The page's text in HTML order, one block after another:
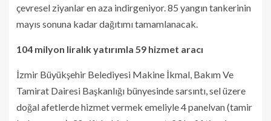
çevresel ziyanlar en aza indirgeniyor. 85 yangın tankerinin
mayıs sonuna kadar dağıtımı tamamlanacak.
104 milyon liralık yatırımla 59 hizmet aracı
İzmir Büyükşehir Belediyesi Makine İkmal, Bakım Ve
Tamirat Dairesi Başkanlığı bünyesinde sarsıntı, sel üzere
doğal afetlerde hizmet vermek emeliyle 4 panelvan (tamir